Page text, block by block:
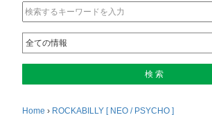
Home › ROCKABILLY [ NEO / PSYCHO ]